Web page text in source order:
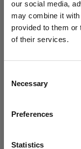
our social media,
may combine it
provided to them or
of their services.
Selection
Necessary
Preferences
Statistics
Grid 337 mm